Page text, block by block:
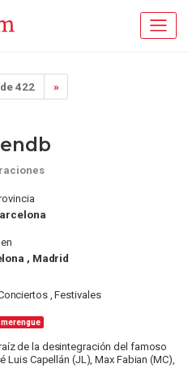
422 »
, Madrid
, Festivales
merengue
de la desintegración del famoso
Luis Capellán (JL), Max Fabian (MC),